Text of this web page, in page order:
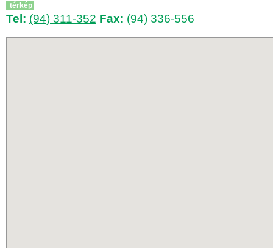
térkép
Tel: (94) 311-352 Fax: (94) 336-556